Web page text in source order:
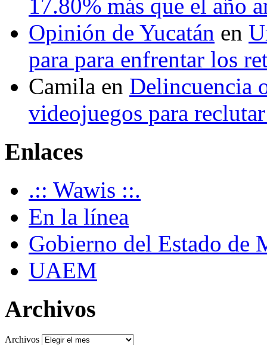
17.80% más que el año
Opinión de Yucatán en
para para enfrentar los
Camila en Delincuencia
videojuegos para
Enlaces
.:: Wawis ::.
En la línea
Gobierno del Estado de
UAEM
Archivos
Archivos